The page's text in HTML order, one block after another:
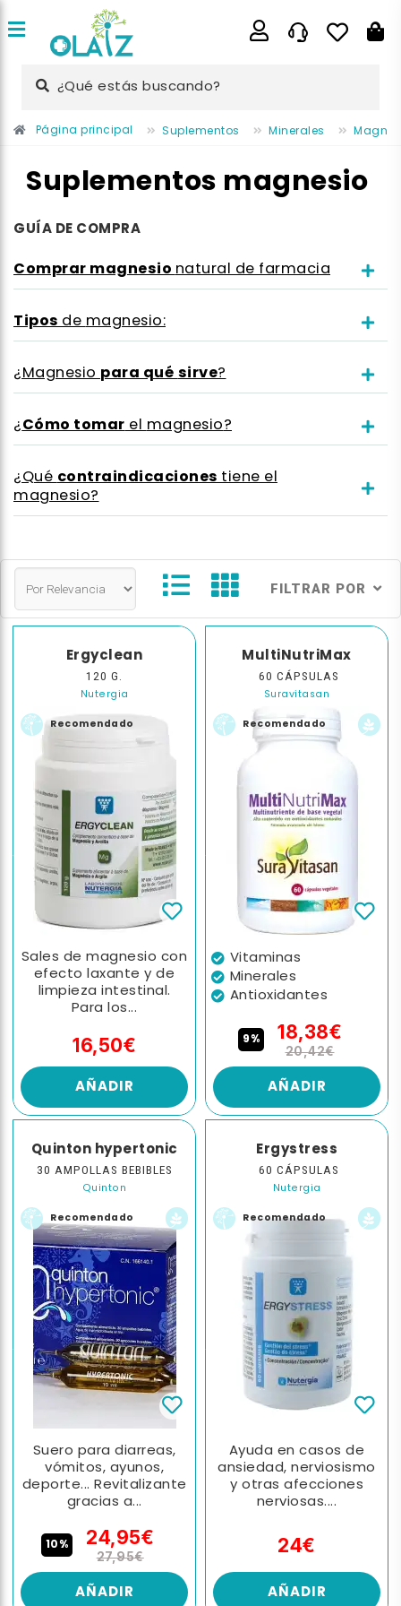
¿Qué estás buscando?
Página principal Suplementos Minerales
Suplementos magnesio
GUÍA DE COMPRA
Comprarmagnesionatural de farmacia
Tiposdemagnesio:
¿Magnesiopara quésirve?
¿Cómo tomarelmagnesio?
¿Quécontraindicacionestiene el
magnesio?
FILTRAR POR
Ergyclean
120 G.
Nutergia
Recomendado
Sales de magnesio con
efecto laxante y de
limpieza intestinal.
Para los...
16,50€
AÑADIR
MultiNutriMax
60 CÁPSULAS
Suravitasan
Recomendado
Vitaminas
Minerales
Antioxidantes
9% 18,38€
20,42€
AÑADIR
Quinton hypertonic
30 AMPOLLAS BEBIBLES
Quinton
Recomendado
Suero para diarreas,
vómitos, ayunos,
deporte... Revitalizante
gracias a...
10% 24,95€
27,95€
AÑADIR
Ergystress
60 CÁPSULAS
Nutergia
Recomendado
Ayuda en casos de
ansiedad, nerviosismo
y otras afecciones
nerviosas....
24€
AÑADIR